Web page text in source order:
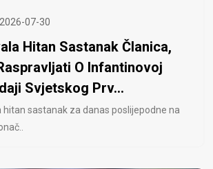
2026-07-30
Hitan Sastanak Članica,
O Infantinovoj
Svjetskog Prv...
hitan sastanak za danas poslijepodne na